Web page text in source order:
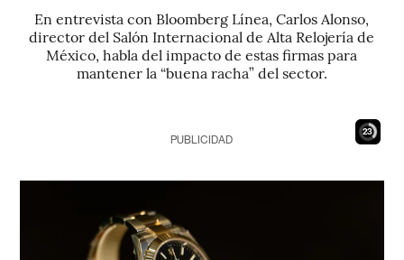
En entrevista con Bloomberg Línea, Carlos Alonso,
director del Salón Internacional de Alta Relojería de
México, habla del impacto de estas firmas para
mantener la “buena racha” del sector.
22
PUBLICIDAD